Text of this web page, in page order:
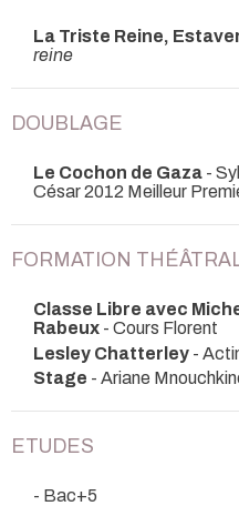
La Triste Reine,
reine
DOUBLAGE
Le Cochon de Gaza -
César 2012 Meilleur
FORMATION
Classe Libre avec
Rabeux - Cours Florent
Lesley Chatterley -
Stage - Ariane
ETUDES
- Bac+5